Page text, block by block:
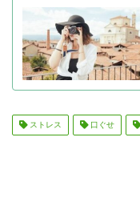
ストレス 口ぐせ